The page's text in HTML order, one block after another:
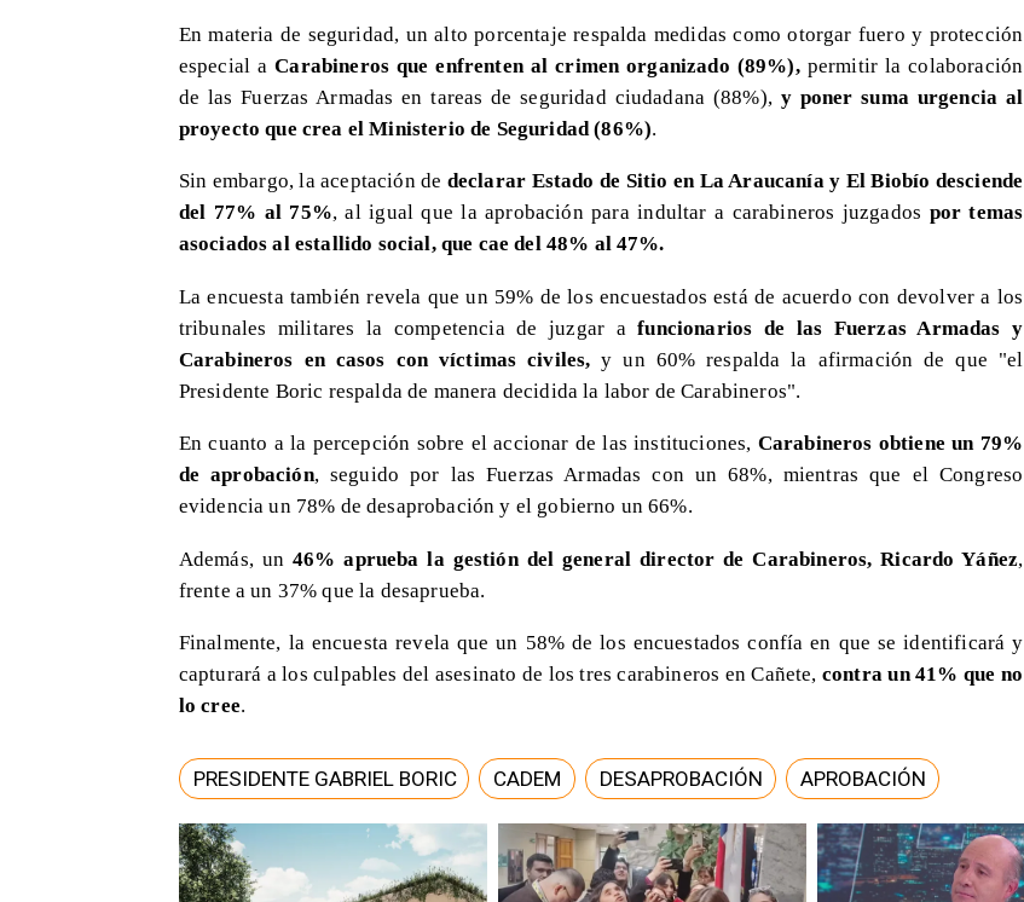
En materia de seguridad, un alto porcentaje respalda medidas como otorgar fuero y protección
especial a Carabineros que enfrenten al crimen organizado (89%),permitir la colaboración
de las Fuerzas Armadas en tareas de seguridad ciudadana (88%), y poner suma urgencia al
proyecto que crea el Ministerio de Seguridad (86%).
Sin embargo, la aceptación de declarar Estado de Sitio en La Araucanía y El Biobío desciende
del 77% al 75%, al igual que la aprobación para indultar a carabineros juzgados por temas
asociados al estallido social, que cae del 48% al 47%.
La encuesta también revela que un 59% de los encuestados está de acuerdo con devolver a los
tribunales militares la competencia de juzgar afuncionarios de las Fuerzas Armadas y
Carabineros en casos con víctimas civiles, y un 60% respalda la afirmación de que "el
Presidente Boric respalda de manera decidida la labor de Carabineros".
En cuanto a la percepción sobre el accionar de las instituciones, Carabineros obtiene un 79%
de aprobación, seguido por las Fuerzas Armadas con un 68%, mientras que el Congreso
evidencia un 78% de desaprobación y el gobierno un 66%.
Además, un 46% aprueba la gestión del general director de Carabineros, Ricardo Yáñez,
frente a un 37% que la desaprueba.
Finalmente, la encuesta revela que un 58% de los encuestados confía en que se identificará y
capturará a los culpables del asesinato de los tres carabineros en Cañete, contra un 41% que no
lo cree.
PRESIDENTE GABRIEL BORIC CADEM DESAPROBACIÓN APROBACIÓN